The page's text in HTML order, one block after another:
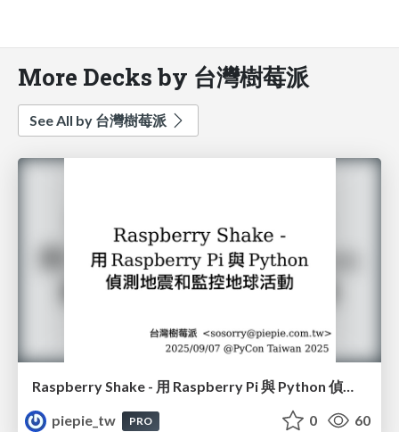
More Decks by 台灣樹莓派
See All by 台灣樹莓派
Raspberry Shake - 用 Raspberry Pi 與 Python 偵測地震和監控地球活動
piepie_tw
PRO 0 60